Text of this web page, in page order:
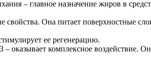
– главное назначение жиров в
Она питает поверхностные
ее регенерацию.
комплексное воздействие.